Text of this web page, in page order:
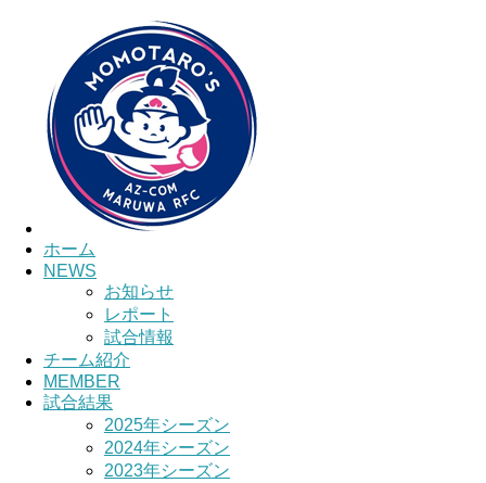
ホーム
NEWS
お知らせ
レポート
試合情報
チーム紹介
MEMBER
試合結果
2025年シーズン
2024年シーズン
2023年シーズン